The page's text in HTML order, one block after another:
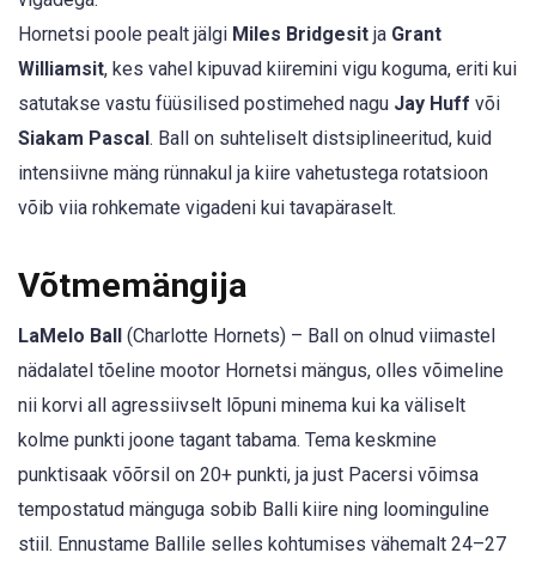
Hornetsi poole pealt jälgi Miles Bridgesit ja Grant
Williamsit, kes vahel kipuvad kiiremini vigu koguma, eriti kui
satutakse vastu füüsilised postimehed nagu Jay Huff või
Siakam Pascal . Ball on suhteliselt distsiplineeritud, kuid
intensiivne mäng rünnakul ja kiire vahetustega rotatsioon
võib viia rohkemate vigadeni kui tavapäraselt.
Võtmemängija
LaMelo Ball (Charlotte Hornets) – Ball on olnud viimastel
nädalatel tõeline mootor Hornetsi mängus, olles võimeline
nii korvi all agressiivselt lõpuni minema kui ka väliselt
kolme punkti joone tagant tabama. Tema keskmine
punktisaak võõrsil on 20+ punkti, ja just Pacersi võimsa
tempostatud mänguga sobib Balli kiire ning loominguline
stiil. Ennustame Ballile selles kohtumises vähemalt 24–27